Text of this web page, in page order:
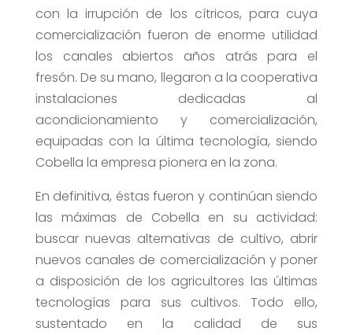
con la irrupción de los cítricos, para cuya
comercialización fueron de enorme utilidad
los canales abiertos años atrás para el
fresón. De su mano, llegaron a la cooperativa
instalaciones dedicadas al
acondicionamiento y comercialización,
equipadas con la última tecnología, siendo
Cobella la empresa pionera en la zona.
En definitiva, éstas fueron y continúan siendo
las máximas de Cobella en su actividad:
buscar nuevas alternativas de cultivo, abrir
nuevos canales de comercialización y poner
a disposición de los agricultores las últimas
tecnologías para sus cultivos. Todo ello,
sustentado en la calidad de sus